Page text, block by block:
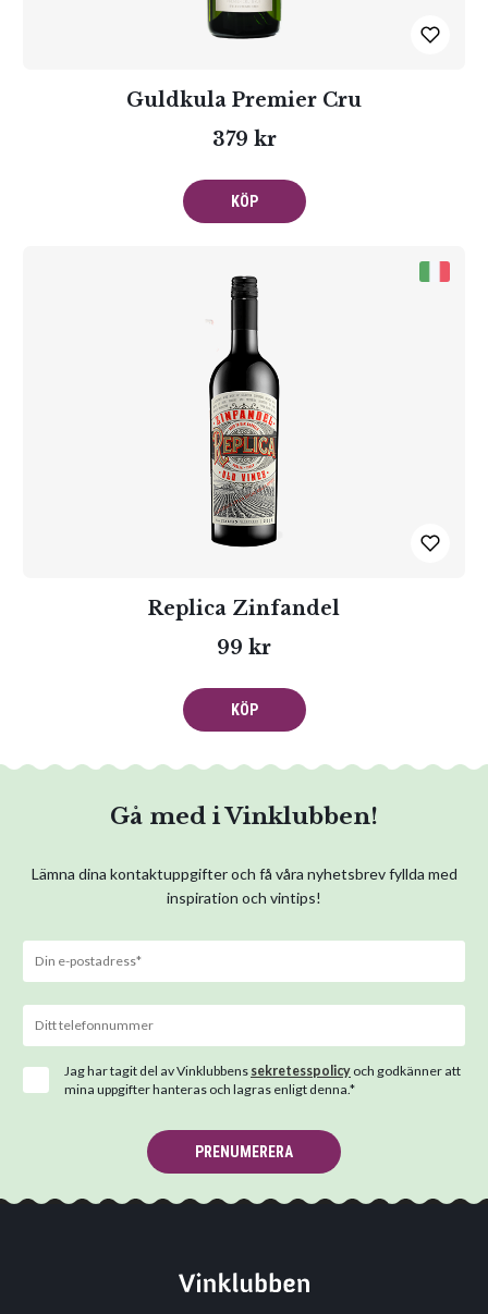
Guldkula Premier Cru
379 kr
KÖP
Replica Zinfandel
99 kr
KÖP
Gå med i Vinklubben!
Lämna dina kontaktuppgifter och få våra nyhetsbrev fyllda med
inspiration och vintips!
Jag har tagit del av Vinklubbens sekretesspolicy och godkänner att
mina uppgifter hanteras och lagras enligt denna.*
PRENUMERERA